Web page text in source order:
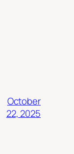
October
22, 2025